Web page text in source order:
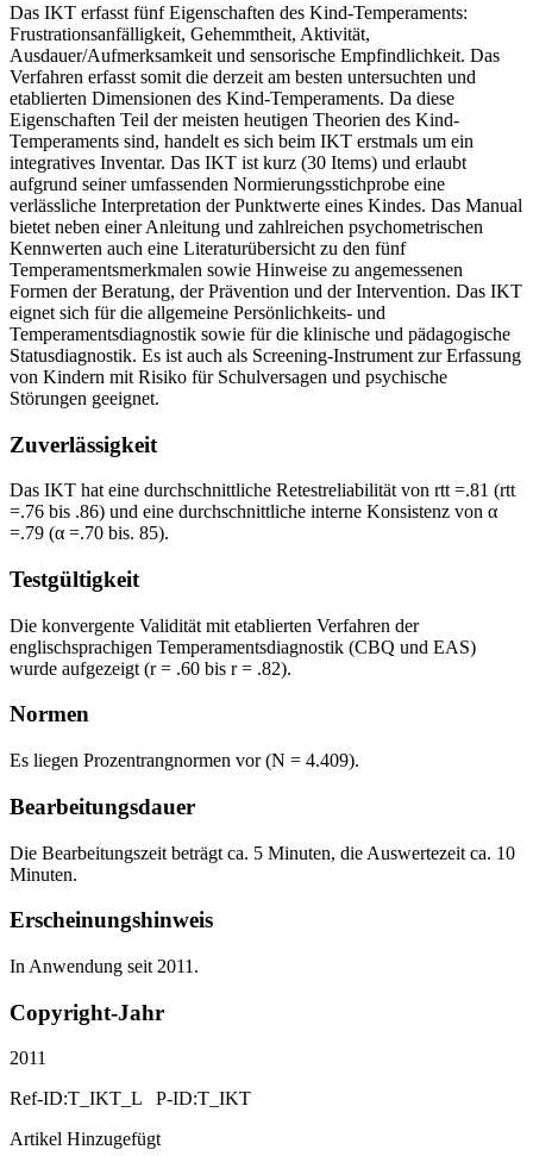
Das IKT erfasst fünf Eigenschaften des Kind-Temperaments:
Frustrationsanfälligkeit, Gehemmtheit, Aktivität,
Ausdauer/Aufmerksamkeit und sensorische Empfindlichkeit. Das
Verfahren erfasst somit die derzeit am besten untersuchten und
etablierten Dimensionen des Kind-Temperaments. Da diese
Eigenschaften Teil der meisten heutigen Theorien des Kind-
Temperaments sind, handelt es sich beim IKT erstmals um ein
integratives Inventar. Das IKT ist kurz (30 Items) und erlaubt
aufgrund seiner umfassenden Normierungsstichprobe eine
verlässliche Interpretation der Punktwerte eines Kindes. Das Manual
bietet neben einer Anleitung und zahlreichen psychometrischen
Kennwerten auch eine Literaturübersicht zu den fünf
Temperamentsmerkmalen sowie Hinweise zu angemessenen
Formen der Beratung, der Prävention und der Intervention. Das IKT
eignet sich für die allgemeine Persönlichkeits- und
Temperamentsdiagnostik sowie für die klinische und pädagogische
Statusdiagnostik. Es ist auch als Screening-Instrument zur Erfassung
von Kindern mit Risiko für Schulversagen und psychische
Störungen geeignet.
Zuverlässigkeit
Das IKT hat eine durchschnittliche Retestreliabilität von rtt =.81 (rtt
=.76 bis .86) und eine durchschnittliche interne Konsistenz von α
=.79 (α =.70 bis. 85).
Testgültigkeit
Die konvergente Validität mit etablierten Verfahren der
englischsprachigen Temperamentsdiagnostik (CBQ und EAS)
wurde aufgezeigt (r = .60 bis r = .82).
Normen
Es liegen Prozentrangnormen vor (N = 4.409).
Bearbeitungsdauer
Die Bearbeitungszeit beträgt ca. 5 Minuten, die Auswertezeit ca. 10
Minuten.
Erscheinungshinweis
In Anwendung seit 2011.
Copyright-Jahr
2011
Ref-ID:T_IKT_L P-ID:T_IKT
Artikel Hinzugefügt